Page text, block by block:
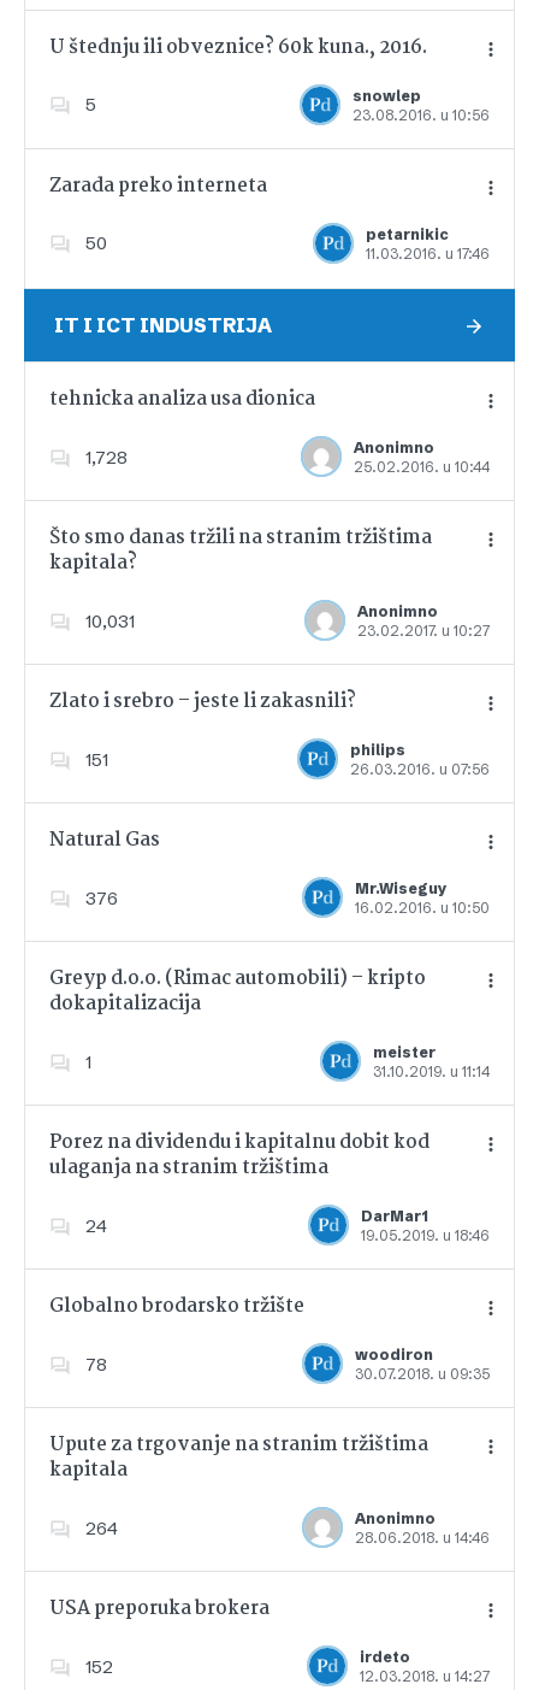
U štednju ili obveznice? 60k kuna., 2016.
5
snowlep
23.08.2016. u 10:56
Dodajte u favorite
Zarada preko interneta
50
petarnikic
11.03.2016. u 17:46
Dodajte u favorite
IT I ICT INDUSTRIJA
tehnicka analiza usa dionica
1,728
Anonimno
25.02.2016. u 10:44
Dodajte u favorite
Što smo danas tržili na stranim tržištima
kapitala?
10,031
Anonimno
23.02.2017. u 10:27
Dodajte u favorite
Zlato i srebro – jeste li zakasnili?
151
philips
26.03.2016. u 07:56
Dodajte u favorite
Natural Gas
376
Mr.Wiseguy
16.02.2016. u 10:50
Dodajte u favorite
Greyp d.o.o. (Rimac automobili) – kripto
dokapitalizacija
1
meister
31.10.2019. u 11:14
Dodajte u favorite
Porez na dividendu i kapitalnu dobit kod
ulaganja na stranim tržištima
24
DarMar1
19.05.2019. u 18:46
Dodajte u favorite
Globalno brodarsko tržište
78
woodiron
30.07.2018. u 09:35
Dodajte u favorite
Upute za trgovanje na stranim tržištima
kapitala
264
Anonimno
28.06.2018. u 14:46
Dodajte u favorite
USA preporuka brokera
152
irdeto
12.03.2018. u 14:27
Dodajte u favorite